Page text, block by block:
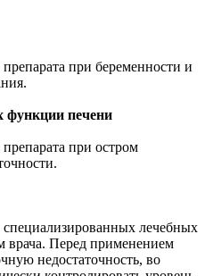
при беременности и
функции печени
при остром
специализированных лечебных
врача. Перед применением
недостаточность, во